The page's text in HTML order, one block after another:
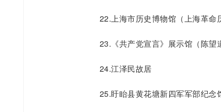
22.上海市历史博物馆（上海革命
23.《共产党宣言》展示馆（陈望
24.江泽民故居
25.盱眙县黄花塘新四军军部纪念